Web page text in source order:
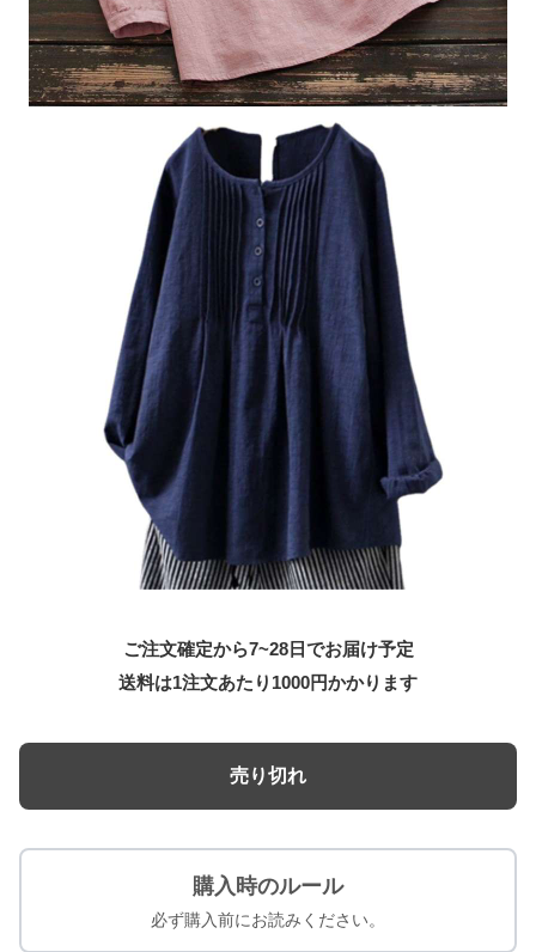
ご注文確定から7~28日でお届け予定
送料は1注文あたり 1000円かかります
売り切れ
購入時のルール
必ず購入前にお読みください。